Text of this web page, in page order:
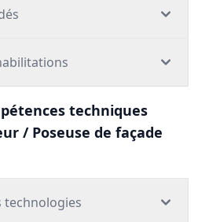
techniques
/ Poseuse de façade
technologies